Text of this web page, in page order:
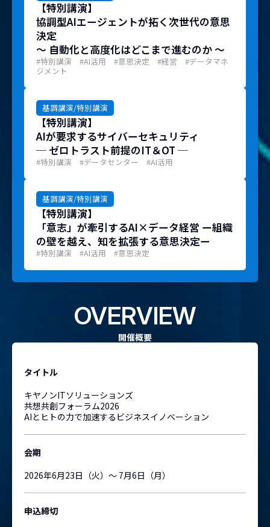
【特別講演】
協調型AIエージェントが拓く次世代の意思
決定
～ 自動化と高度化はどこまで進むのか ～
#特別講演 #AI活用 #意思決定 #経営 #データマネ
ジメント
基調講演/特別講演
【特別講演】
AIが要求するサイバーセキュリティ
─ ゼロトラスト前提のIT＆OT ─
#特別講演 #データセンター #AI活用
基調講演/特別講演
【特別講演】
「意志」が牽引するAI×データ経営 ー組織
の壁を越え、知を拡張する意思決定ー
#特別講演 #AI活用 #意思決定
開催概要
OVERVIEW
タイトル
キヤノンITソリューションズ
共想共創フォーラム2026
AIとヒトの力で加速するビジネスイノベーション
会期
2026年6月23日（火）～ 7月6日（月）
申込締切